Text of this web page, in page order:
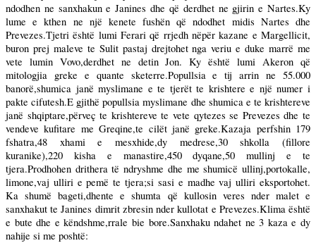
ndodhen ne sanxhakun e Janines dhe që derdhet ne gjirin e Nartes.Ky
lume e kthen ne një kenete fushën që ndodhet midis Nartes dhe
Prevezes.Tjetri është lumi Ferari që rrjedh nëpër kazane e Margellicit,
buron prej maleve te Sulit pastaj drejtohet nga veriu e duke marrë me
vete lumin Vovo,derdhet ne detin Jon. Ky është lumi Akeron që
mitologjia greke e quante sketerre.Popullsia e tij arrin ne 55.000
banorë,shumica janë myslimane e te tjerët te krishtere e një numer i
pakte cifutesh.E gjithë popullsia myslimane dhe shumica e te krishtereve
janë shqiptare,përveç te krishtereve te vete qytezes se Prevezes dhe te
vendeve kufitare me Greqine,te cilët janë greke.Kazaja perfshin 179
fshatra,48 xhami e mesxhide,dy medrese,30 shkolla (fillore
kuranike),220 kisha e manastire,450 dyqane,50 mullinj e te
tjera.Prodhohen drithera të ndryshme dhe me shumicë ullinj,portokalle,
limone,vaj ulliri e pemë te tjera;si sasi e madhe vaj ulliri eksportohet.
Ka shumë bageti,dhente e shumta që kullosin veres nder malet e
sanxhakut te Janines dimrit zbresin nder kullotat e Prevezes.Klima është
e bute dhe e këndshme,rrale bie bore.Sanxhaku ndahet ne 3 kaza e dy
nahije si me poshtë: